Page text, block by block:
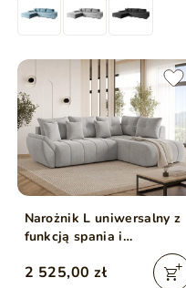
Narożnik L uniwersalny z
funkcją spania i
pojemnikiem Genoa Jasny
szary
2 525,00 zł